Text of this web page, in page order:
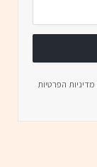
מדיניות הפרטיות